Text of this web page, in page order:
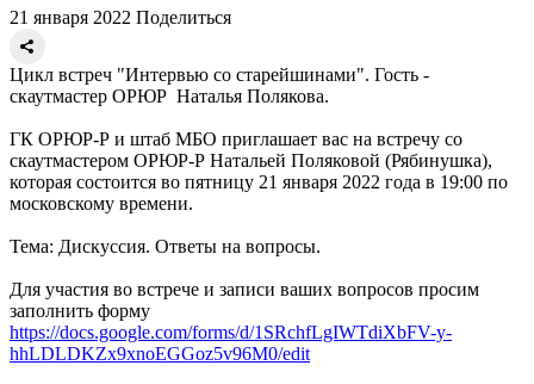
21 января 2022 Поделиться
Цикл встреч "Интервью со старейшинами". Гость -
скаутмастер ОРЮР Наталья Полякова.
ГК ОРЮР-Р и штаб МБО приглашает вас на встречу со
скаутмастером ОРЮР-Р Натальей Поляковой (Рябинушка),
которая состоится во пятницу 21 января 2022 года в 19:00 по
московскому времени.
Тема: Дискуссия. Ответы на вопросы.
Для участия во встрече и записи ваших вопросов просим
заполнить форму
https://docs.google.com/forms/d/1SRchfLgIWTdiXbFV-y-
hhLDLDKZx9xnoEGGoz5v96M0/edit